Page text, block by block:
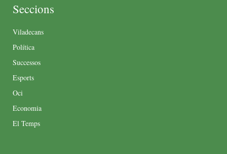
Seccions
Viladecans
Política
Successos
Esports
Oci
Economia
El Temps